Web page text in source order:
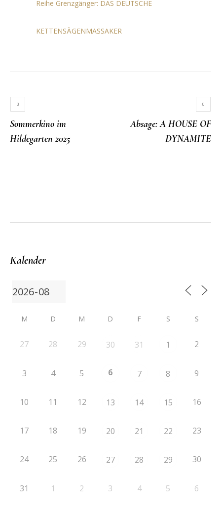
Reihe Grenzgänger: DAS DEUTSCHE
KETTENSÄGENMASSAKER
Sommerkino im
Hildegarten 2025
Absage: A HOUSE OF
DYNAMITE
Kalender
M D M D F S S
27 28 29 30 31 1 2
3 4 5 6 7 8 9
10 11 12 13 14 15 16
17 18 19 20 21 22 23
24 25 26 27 28 29 30
31 1 2 3 4 5 6